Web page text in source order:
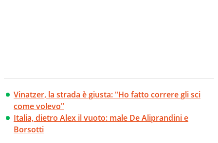
Vinatzer, la strada è giusta: "Ho fatto correre gli sci
come volevo"
Italia, dietro Alex il vuoto: male De Aliprandini e
Borsotti